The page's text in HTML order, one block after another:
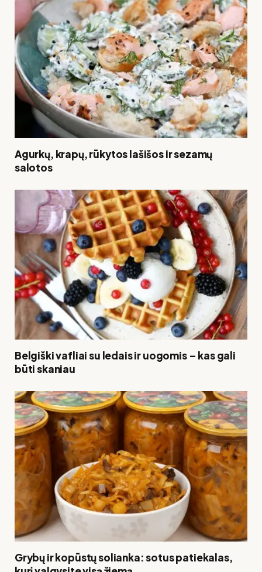
Agurkų, krapų, rūkytos lašišos ir sezamų
salotos
Belgiški vafliai su ledais ir uogomis – kas gali
būti skaniau
Grybų ir kopūstų solianka: sotus patiekalas,